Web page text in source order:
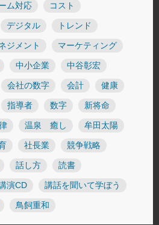
ム対応 コスト
デジタル トレンド
ジメント マーケティング
中小企業 中谷彰宏
会社の数字 会計 健康
指導者 数字 新将命
温泉 癒し 牟田太陽
社長業 競争戦略
話し方 読書
演CD 講話を聞いて学ぼう
鳥飼重和